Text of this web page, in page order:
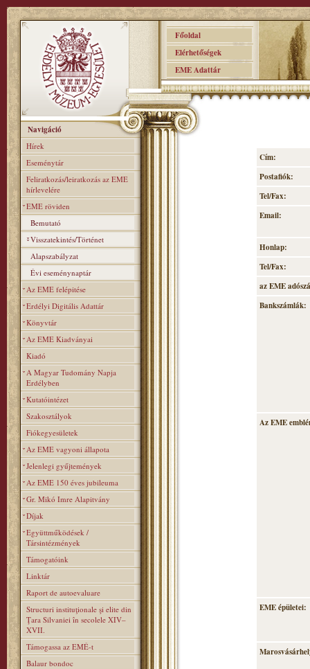
Főoldal
Elérhetőségek
EME Adattár
Navigáció
Hírek
Eseménytár
Feliratkozás/leiratkozás az EME
hírlevelére
EME röviden
Bemutató
Visszatekintés/Történet
Alapszabályzat
Évi eseménynaptár
Az EME felépitése
Erdélyi Digitális Adattár
Könyvtár
Az EME Kiadványai
Kiadó
A Magyar Tudomány Napja
Erdélyben
Kutatóintézet
Szakosztályok
Fiókegyesületek
Az EME vagyoni állapota
Jelenlegi gyűjtemények
Az EME 150 éves jubileuma
Gr. Mikó Imre Alapitvány
Díjak
Együttműködések /
Társintézmények
Támogatóink
Linktár
Raport de autoevaluare
Structuri instituţionale şi elite din
Ţara Silvaniei în secolele XIV–
XVII.
Támogassa az EMÉ-t
Balaur bondoc
Cím:
Postafiók:
Tel/Fax:
Email:
Honlap:
Tel/Fax:
az EME
Bankszámlák:
Az EME
EME épületei: